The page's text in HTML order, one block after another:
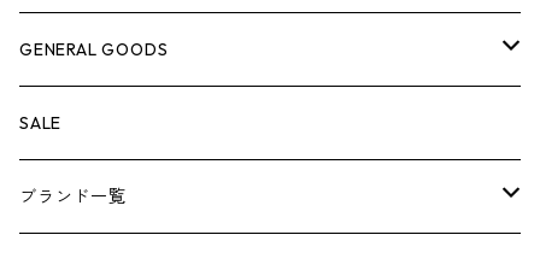
ケミカル
その他
冬季用品
その他
クーラーボックス
ナイフ
車外グッズ
芳香剤
トップス
ボトムス
アンダーウェア
GENERAL GOODS
ウォレット
エアーフレッシュナー
SALE
ブランド一覧